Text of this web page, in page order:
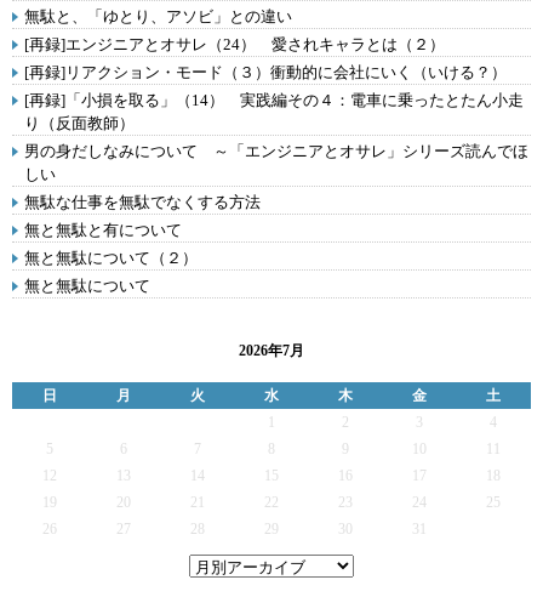
無駄と、「ゆとり、アソビ」との違い
[再録]エンジニアとオサレ（24） 愛されキャラとは（２）
[再録]リアクション・モード（３）衝動的に会社にいく（いける？）
[再録]「小損を取る」（14） 実践編その４：電車に乗ったとたん小走
り（反面教師）
男の身だしなみについて ～「エンジニアとオサレ」シリーズ読んでほ
しい
無駄な仕事を無駄でなくする方法
無と無駄と有について
無と無駄について（２）
無と無駄について
2026年7月
日 月 火 水 木 金
土
2 3
4
5
6 7 9
12
13 14 15 16 17
19
20 21 22 23 24
25
26
27 28 29 30 31